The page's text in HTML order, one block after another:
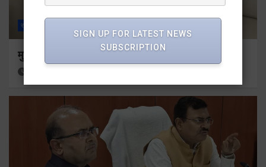
राज्य
मुख्यमंत्री से महानिदेशक एनसीसी ने की शिष्टाचार भेंट
SIGN UP FOR LATEST NEWS
SUBSCRIPTION